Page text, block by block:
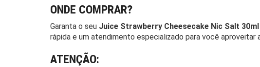
ONDE COMPRAR?
Garanta o seu Juice Strawberry Cheesecake Nic Salt 30ml
rápida e um atendimento especializado para você aproveitar
ATENÇÃO: